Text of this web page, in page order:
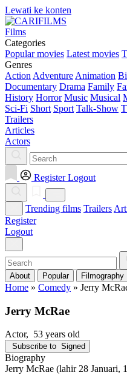
Lewati ke konten
Films
Categories
Popular movies Latest movies
Genres
Action Adventure Animation
Documentary Drama Family
History Horror Music Musical
Sci-Fi Short Sport Talk-Show
Trailers
Articles
Actors
Register Logout
Trending films Trailers
Register
Logout
About Popular Filmography
Home » Comedy » Jerry
Jerry McRae
Actor, 53 years old
Subscribe to Signed
Biography
Jerry McRae (lahir 28 Januari,